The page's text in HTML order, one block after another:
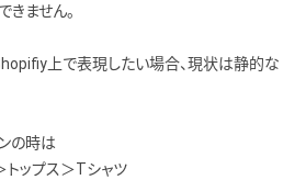
ません。
上で表現したい場合、現状は静的な
の時は
ップス＞Tシャツ